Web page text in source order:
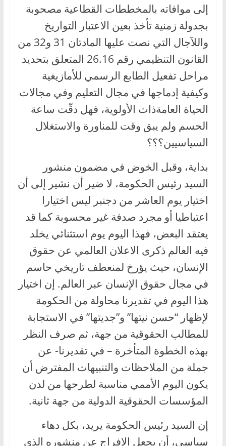
إلى موافاته بالمخططات القطاعية مصحوبة
بجدولة زمنية تأخذ بعين الاعتبار التواريخ
واللآجال التي نصت عليها المادتان 31 و32 من
القانون التنظيمي رقم 26.16 المتعلق بتحديد
مراحل تفعيل الطابع الرسمي للأمازيغية
وكيفية إدماجها في مجال التعليم وفي مجالات
الحياة العامةذات الأولوية، فهل دقّت ساعة
الحسم ولم يبق وقت للمناورة والاستغلال
السياسيين؟؟؟
بداية، وقبل الخوض في مضمون منشور
السيد رئيس الحكومة، لا ضير أن نشير إلى أن
اختيار يوم العاشر من دجنبر ليس اختيارا
اعتباطيا أو مجرد صدفة غير محسوبة كما قد
يعتقد البعض، فهذا اليوم يوم استثنائي يخلد
فيه العالم ذكرى الاعلان العالمي عن حقوق
الإنسان، حيث يؤرخ لمنعطف تاريخي حاسم
في مجال حقوق الإنسان عبر العالم. إن اختيار
هذا اليوم في تقديرنا محاولة من الحكومة
لإظهار “حسن نيتها” و”جديتها” في الاستجابة
للمطالب الحقوقية من جهة، ثم صرف النظر
بهذه الخطوة المتأخرة – في تقديرنا- عن
جملة من الملاحظات والتنبيهات المفترض أن
يكون اليوم الأممي مناسبة لطرحها من لدن
المؤسسات الحقوقية الدولية من جهة ثانية.
إن السيد رئيس الحكومة يريد، بكل دهاء
سياسي، أن يجعل الإفراج عن منشوره الذي